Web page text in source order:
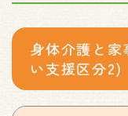
身体介護と
い支援区分2)